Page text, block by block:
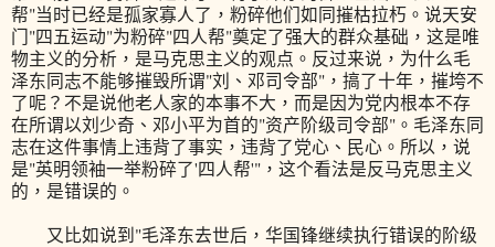
帮"当时已经是孤家寡人了，粉碎他们如同摧枯拉朽。说天安
门"四五运动"为粉碎"四人帮"奠定了强大的群众基础，这是唯
物主义的分析，是马克思主义的观点。反过来说，为什么毛
泽东同志不能够摧毁所谓"刘、邓司令部"，搞了十年，摧垮不
了呢？不是说他老人家的本事不大，而是因为党内根本不存
在所谓以刘少奇、邓小平为首的"资产阶级司令部"。毛泽东同
志在这件事情上违背了事实，违背了党心、民心。所以，说
是"英明领袖一举粉碎了'四人帮'"，这个看法是反马克思主义
的，是错误的。
又比如说到"毛泽东去世后，华国锋继续执行错误的阶级